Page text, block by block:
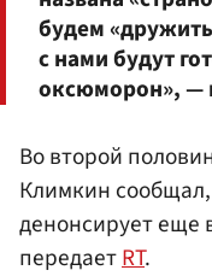
будем
с нами будут
оксюморон», —
Во второй
Климкин
денонсирует еще
передаетRT.